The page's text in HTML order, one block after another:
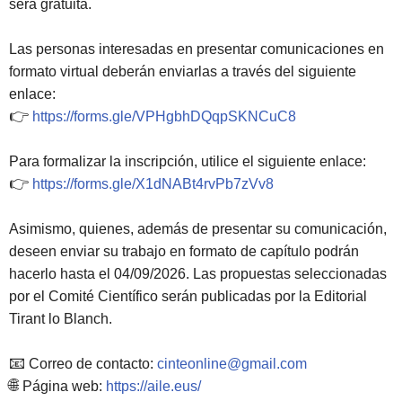
será gratuita.
Las personas interesadas en presentar comunicaciones en
formato virtual deberán enviarlas a través del siguiente
enlace:
👉 https://forms.gle/VPHgbhDQqpSKNCuC8
Para formalizar la inscripción, utilice el siguiente enlace:
👉 https://forms.gle/X1dNABt4rvPb7zVv8
Asimismo, quienes, además de presentar su comunicación,
deseen enviar su trabajo en formato de capítulo podrán
hacerlo hasta el 04/09/2026. Las propuestas seleccionadas
por el Comité Científico serán publicadas por la Editorial
Tirant lo Blanch.
📧 Correo de contacto: cinteonline@gmail.com
🌐 Página web: https://aile.eus/